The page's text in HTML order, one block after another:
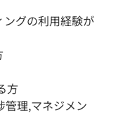
ングの利用経験が
方
管理,マネジメン